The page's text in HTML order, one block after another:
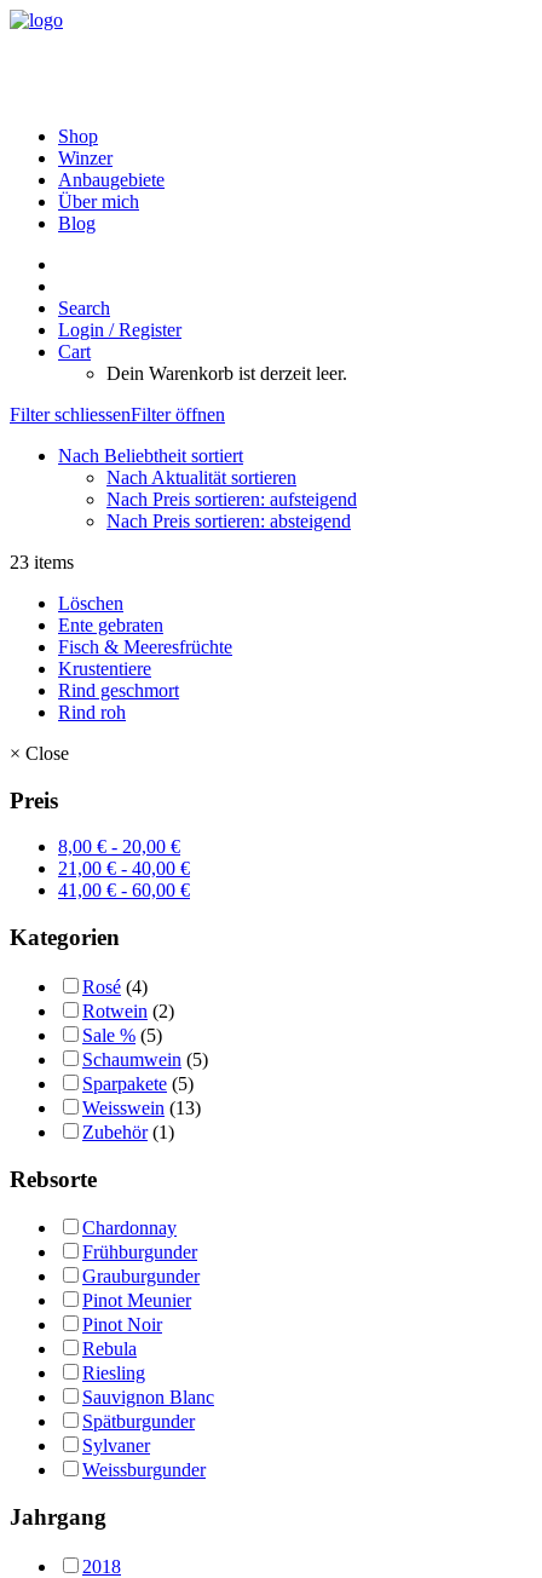
Shop
Winzer
Anbaugebiete
Über mich
Blog
Search
Login / Register
Cart
Dein Warenkorb ist derzeit leer.
Filter schliessenFilter öffnen
Nach Beliebtheit sortiert
Nach Aktualität sortieren
Nach Preis sortieren: aufsteigend
Nach Preis sortieren: absteigend
23 items
Löschen
Ente gebraten
Fisch & Meeresfrüchte
Krustentiere
Rind geschmort
Rind roh
× Close
Preis
8,00 € - 20,00 €
21,00 € - 40,00 €
41,00 € - 60,00 €
Kategorien
Rosé (4)
Rotwein (2)
Sale % (5)
Schaumwein (5)
Sparpakete (5)
Weisswein (13)
Zubehör (1)
Rebsorte
Chardonnay
Frühburgunder
Grauburgunder
Pinot Meunier
Pinot Noir
Rebula
Riesling
Sauvignon Blanc
Spätburgunder
Sylvaner
Weissburgunder
Jahrgang
2018